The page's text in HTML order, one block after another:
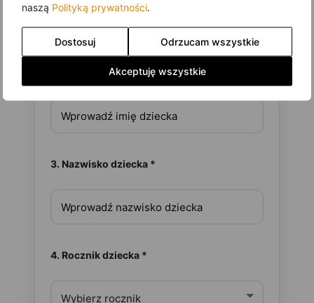
naszą Polityką prywatności
Dostosuj Odrzucam wszystkie
Akceptuję wszystkie
2. Imię dziecka *
3. Nazwisko dziecka *
4. Rocznik dziecka *